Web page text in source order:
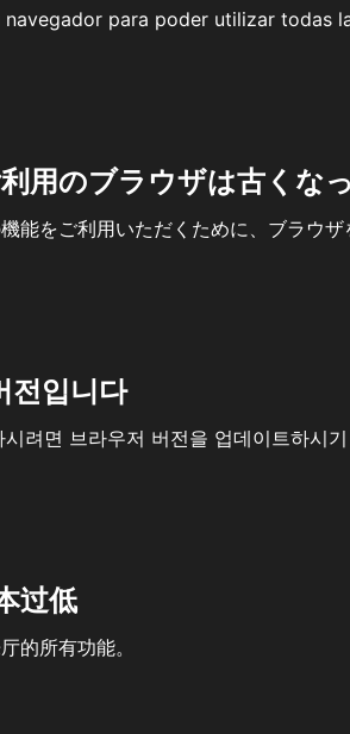
para poder utilizar todas
用のブラウザは古くな
能をご利用いただくために、ブラウザ
전입니다
려면 브라우저 버전을 업데이트하시
过低
的所有功能。